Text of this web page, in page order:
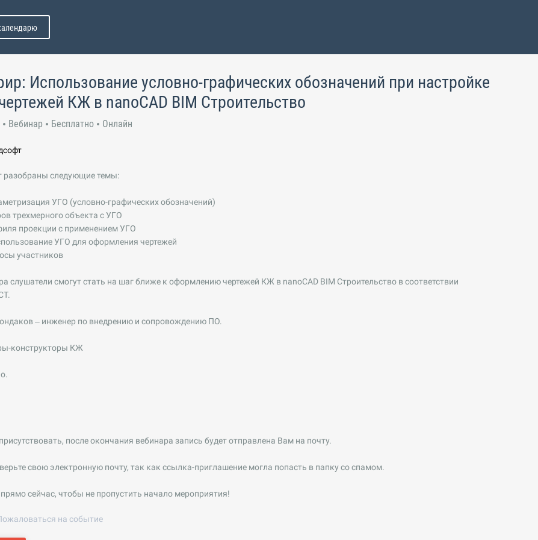
Использование условно-графических обозначений при настройке
КЖ в nanoCAD BIM Строительство
Вебинар Бесплатно Онлайн
разобраны следующие темы:
УГО (условно-графических обозначений)
трехмерного объекта с УГО
проекции с применением УГО
УГО для оформления чертежей
участников
слушатели смогут стать на шаг ближе к оформлению чертежей КЖ в nanoCAD BIM Строительство в соответствии
– инженер по внедрению и сопровождению ПО.
конструкторы КЖ
после окончания вебинара запись будет отправлена Вам на почту.
свою электронную почту, так как ссылка-приглашение могла попасть в папку со спамом.
прямо сейчас, чтобы не пропустить начало мероприятия!
на событие